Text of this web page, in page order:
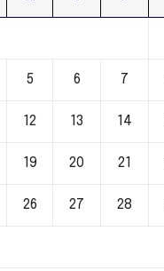
5 6 7
12 13 14
19 20 21
26 27 28